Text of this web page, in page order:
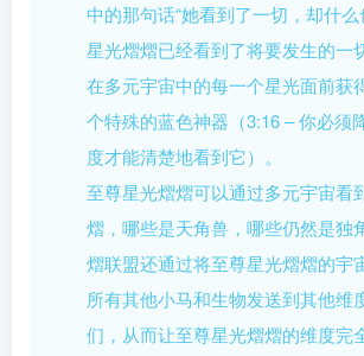
中的那句话“她看到了一切，却什
星光熠熠已经看到了将要发生的一
在多元宇宙中的每一个星光面前获
个特殊的蓝色神器（3:16 – 你必须
度才能清楚地看到它）。
至尊星光熠熠可以通过多元宇宙看
熠，哪些是天角兽，哪些仍然是独
熠联盟还通过将至尊星光熠熠的宇
所有其他小马和生物发送到其他维
们，从而让至尊星光熠熠的维度完